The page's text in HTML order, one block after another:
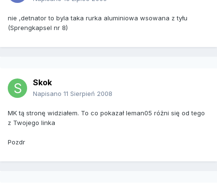
nie ,detnator to byla taka rurka aluminiowa wsowana z tyłu
(Sprengkapsel nr 8)
Skok
Napisano 11 Sierpień 2008
MK tą stronę widziałem. To co pokazał leman05 różni się od tego
z Twojego linka
Pozdr